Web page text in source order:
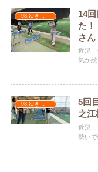
14
た
さん
近況
気が
98.ゆきちゃん
5回
之
近況
勢い